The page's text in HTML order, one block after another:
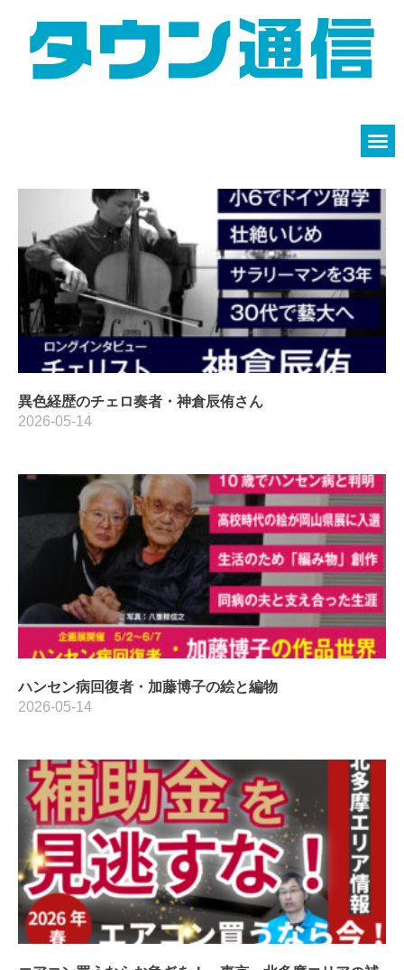
異色経歴のチェロ奏者・神倉辰侑さん
2026-05-14
ハンセン病回復者・加藤博子の絵と編物
2026-05-14